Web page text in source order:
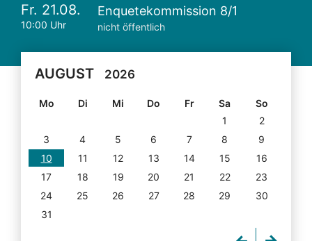
Fr. 21.08.
10:00 Uhr
Enquetekommission 8/1
nicht öffentlich
AUGUST 2026
Mo Di Mi Do Fr Sa
So
1
2
3
4 5 6 7 8
9
10
11 12 13 14 15
16
17
18 19 20 21 22
23
24
25 26 27 28 29
30
31